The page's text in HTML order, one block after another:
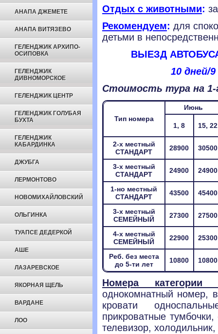
АНАПА ДЖЕМЕТЕ
АНАПА ВИТЯЗЕВО
ГЕЛЕНДЖИК АРХИПО-
ОСИПОВКА
ГЕЛЕНДЖИК
ДИВНОМОРСКОЕ
ГЕЛЕНДЖИК ЦЕНТР
ГЕЛЕНДЖИК ГОЛУБАЯ
БУХТА
ГЕЛЕНДЖИК
КАБАРДИНКА
ДЖУБГА
ЛЕРМОНТОВО
НОВОМИХАЙЛОВСКИЙ
ОЛЬГИНКА
ТУАПСЕ ДЕДЕРКОЙ
АШЕ
ЛАЗАРЕВСКОЕ
ЯКОРНАЯ ЩЕЛЬ
ВАРДАНЕ
ЛОО
Отдых с животными:
Рекомендуем: для
детьми в
ВЫЕЗД
10 дней/
Стоимость тура на 1-
Тип номера
Июнь
1, 8 15, 22
2-х местный
СТАНДАРТ
28900 30500
3-х местный
СТАНДАРТ
24900 24900
1-но местный
СТАНДАРТ
43500 45400
3-х местный
СЕМЕЙНЫЙ
27300 27500
4-х местный
СЕМЕЙНЫЙ
22900 25300
Реб. без места
до 5-ти лет
10800 10800
Номера категории
однокомнатный номер,
кровати
прикроватные тумбочки,
телевизор, холодильник,